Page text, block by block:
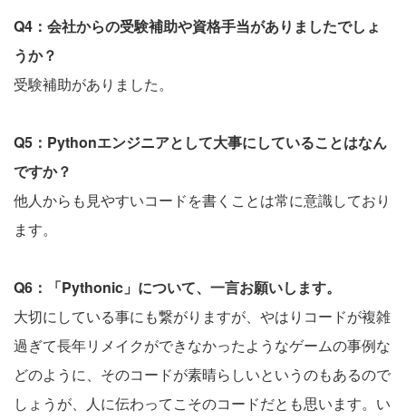
Q4：会社からの受験補助や資格手当がありましたでしょ
うか？
受験補助がありました。
Q5：Pythonエンジニアとして大事にしていることはなん
ですか？
他人からも見やすいコードを書くことは常に意識しており
ます。
Q6：「Pythonic」について、一言お願いします。
大切にしている事にも繋がりますが、やはりコードが複雑
過ぎて長年リメイクができなかったようなゲームの事例な
どのように、そのコードが素晴らしいというのもあるので
しょうが、人に伝わってこそのコードだとも思います。い